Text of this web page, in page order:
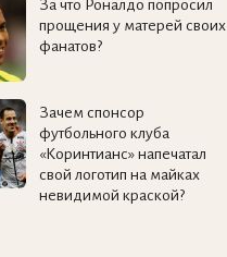
За что Роналдо попросил
прощения у матерей своих
фанатов?
Зачем спонсор
футбольного клуба
«Коринтианс» напечатал
свой логотип на майках
невидимой краской?